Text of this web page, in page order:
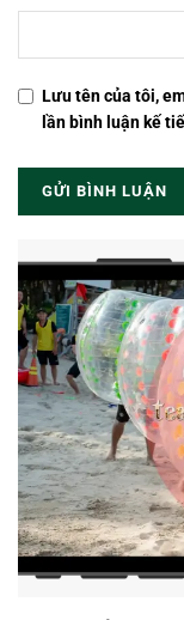
Lưu tên của tôi,
lần bình luận kế